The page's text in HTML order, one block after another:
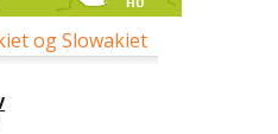
og Slowakiet